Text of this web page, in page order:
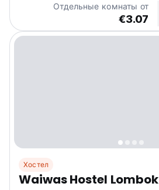
Отдельные комнаты от
€3.07
Хостел
Waiwas Hostel Lombok